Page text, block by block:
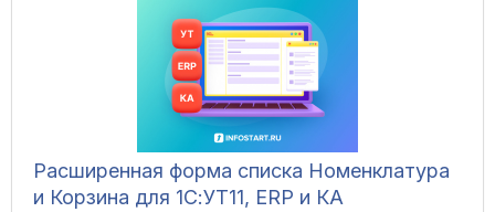
Расширенная форма списка Номенклатура
и Корзина для 1С:УТ11, ERP и КА